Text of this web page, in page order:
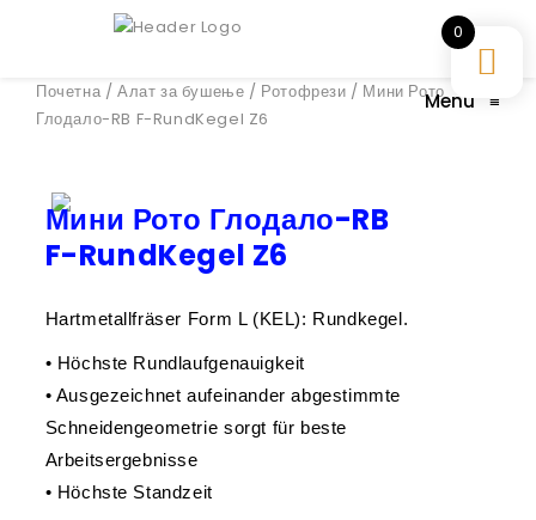
Menu ≡
Почетна /Алат за бушење / Ротофрези / Мини Рото
Глодало-RB F-RundKegel Z6
Мини Рото Глодало-RB
F-RundKegel Z6
Hartmetallfräser Form L (KEL): Rundkegel.
• Höchste Rundlaufgenauigkeit
• Ausgezeichnet aufeinander abgestimmte
Schneidengeometrie sorgt für beste
Arbeitsergebnisse
• Höchste Standzeit
0